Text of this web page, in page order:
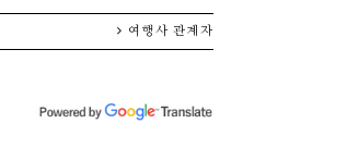
한국어
简体中文
여행사 관계자